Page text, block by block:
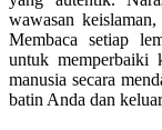
wawasan
Membaca setiap
untuk memperbaiki
manusia secara
batin Anda dan